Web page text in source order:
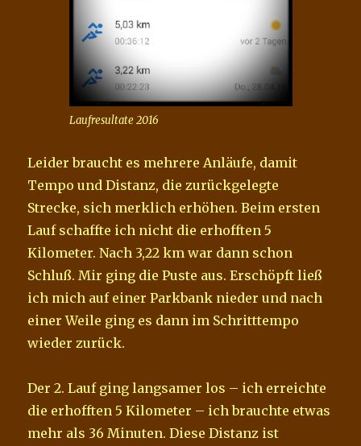
Laufresultate 2016
Leider braucht es mehrere Anläufe, damit
Tempo und Distanz, die zurückgelegte
Strecke, sich merklich erhöhen. Beim ersten
Lauf schaffte ich nicht die erhofften 5
Kilometer. Nach 3,22 km war dann schon
Schluß. Mir ging die Puste aus. Erschöpft ließ
ich mich auf einer Parkbank nieder und nach
einer Weile ging es dann im Schritttempo
wieder zurück.
Der 2. Lauf ging langsamer los – ich erreichte
die erhofften 5 Kilometer – ich brauchte etwas
mehr als 36 Minuten. Diese Distanz ist